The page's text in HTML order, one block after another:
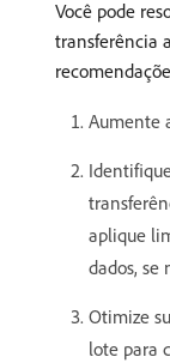
Você pode
transferência
Aumente
aplique
dados, se
Otimize
lote para